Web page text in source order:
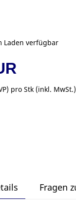
Laden verfügbar
) pro Stk (inkl. MwSt.)
Fragen